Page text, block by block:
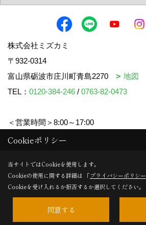
株式会社ミズカミ
〒932-0314
富山県砺波市庄川町青島2270
地図
TEL： 0120-384-246 / 0763-82-0473
＜営業時間＞8:00～17:00
＜定休日＞水曜日・祝日
Copyright (c) mizukami. All Rights Reserved.
Cookieポリシー
当サイトではCookieを使用します。
Cookieの使用に関する詳細は 「プライバシーポリシー
Cookieを受け入れるか拒否するか選択してください。
同意する